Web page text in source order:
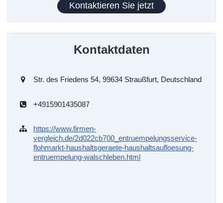
Kontaktieren Sie jetzt
Kontaktdaten
Str. des Friedens 54, 99634 Straußfurt, Deutschland
+4915901435087
https://www.firmen-
vergleich.de/2d022cb700_entruempelungsservice-
flohmarkt-haushaltsgeraete-haushaltsaufloesung-
entruempelung-walschleben.html